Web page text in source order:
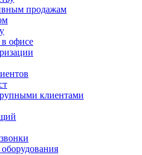
продажам
офисе
клиентами